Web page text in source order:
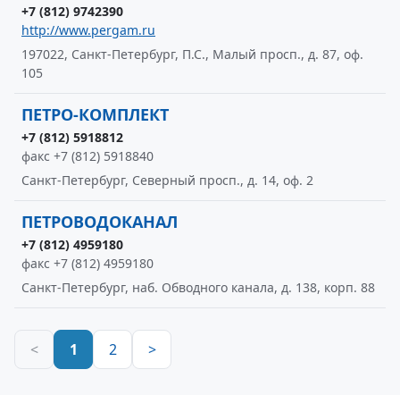
+7 (812) 9742390
http://www.pergam.ru
197022, Санкт-Петербург, П.С., Малый просп., д. 87, оф.
105
ПЕТРО-КОМПЛЕКТ
+7 (812) 5918812
факс +7 (812) 5918840
Санкт-Петербург, Северный просп., д. 14, оф. 2
ПЕТРОВОДОКАНАЛ
+7 (812) 4959180
факс +7 (812) 4959180
Санкт-Петербург, наб. Обводного канала, д. 138, корп. 88
< 1 2 >